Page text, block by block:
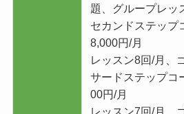
題、グループレッ
セカンドステップ
8,000円/月
レッスン8回/月、
サードステップコ
00円/月
レッスン7回/月、